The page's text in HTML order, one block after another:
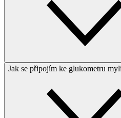
Jak se připojím ke glukometru